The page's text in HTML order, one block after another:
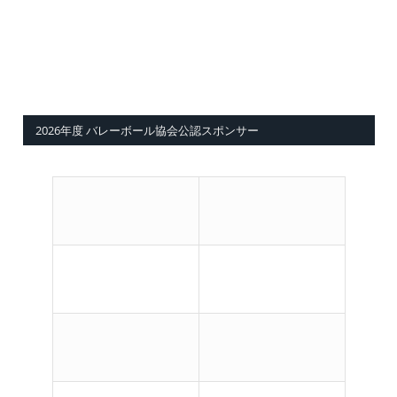
2026年度 バレーボール協会公認スポンサー